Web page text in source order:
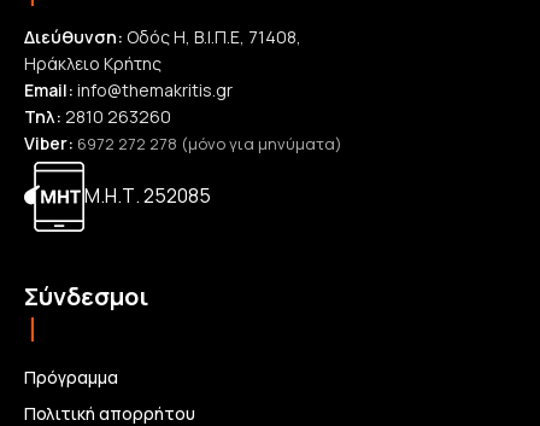
Διεύθυνση: Οδός Η, Β.Ι.Π.Ε, 71408,
Ηράκλειο Κρήτης
Email: info@themakritis.gr
Τηλ: 2810 263260
Viber: 6972 272 278 (μόνο για μηνύματα)
Μ.Η.Τ. 252085
Σύνδεσμοι
Πρόγραμμα
Πολιτική απορρήτου